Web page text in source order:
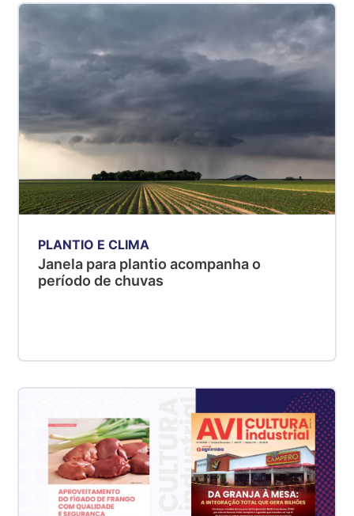
PLANTIO E CLIMA
Janela para plantio acompanha o
período de chuvas